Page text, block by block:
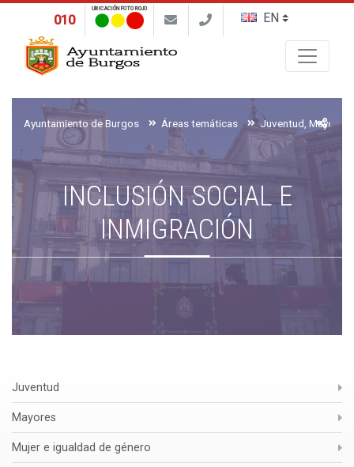
010
UBICACIÓN FOTO ROJO
Ayuntamiento de Burgos Áreas temáticas
INCLUSIÓN SOCIAL E
INMIGRACIÓN
Juventud
Mayores
Mujer e igualdad de género